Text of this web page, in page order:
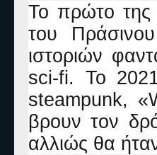
Το πρώτο της
του
ιστοριών
sci-fi. Το
steampunk, «
βρουν τον
αλλιώς θα